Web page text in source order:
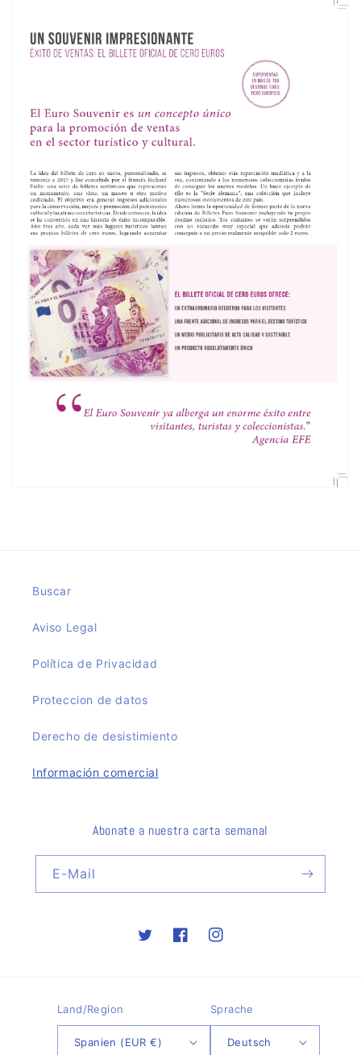
Buscar
Aviso Legal
Política de Privacidad
Proteccion de datos
Derecho de desistimiento
Información comercial
Abonate a nuestra carta semanal
E-Mail
TwitterFacebookInstagram
Land/Region
Spanien (EUR €)
Sprache
Deutsch